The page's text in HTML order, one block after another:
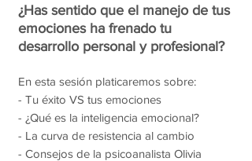
¿Has sentido que el manejo de tus
emociones ha frenado tu
desarrollo personal y profesional?
En esta sesión platicaremos sobre:
- Tu éxito VS tus emociones
- ¿Qué es la inteligencia emocional?
- La curva de resistencia al cambio
- Consejos de la psicoanalista Olivia